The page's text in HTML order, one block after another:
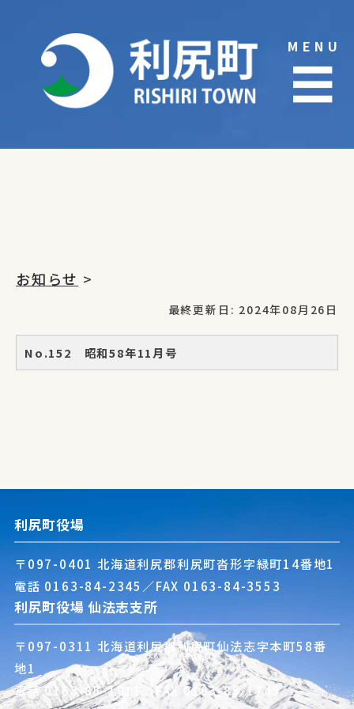
content
MENU
☰
お知らせ >
最終更新日: 2024年08月26日
No.152 昭和58年11月号
利尻町役場
〒097-0401 北海道利尻郡利尻町沓形字緑町14番地1
電話 0163-84-2345 ／FAX 0163-84-3553
利尻町役場 仙法志支所
〒097-0311 北海道利尻郡利尻町仙法志字本町58番
地1
電話0163-85-1011 ／FAX 0163-85-1745